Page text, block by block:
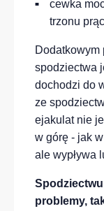
cewka
trzonu
Dodatkowym
spodziectwa
dochodzi do
ze
ejakulat nie
w górę - jak
ale wypływa
problemy,